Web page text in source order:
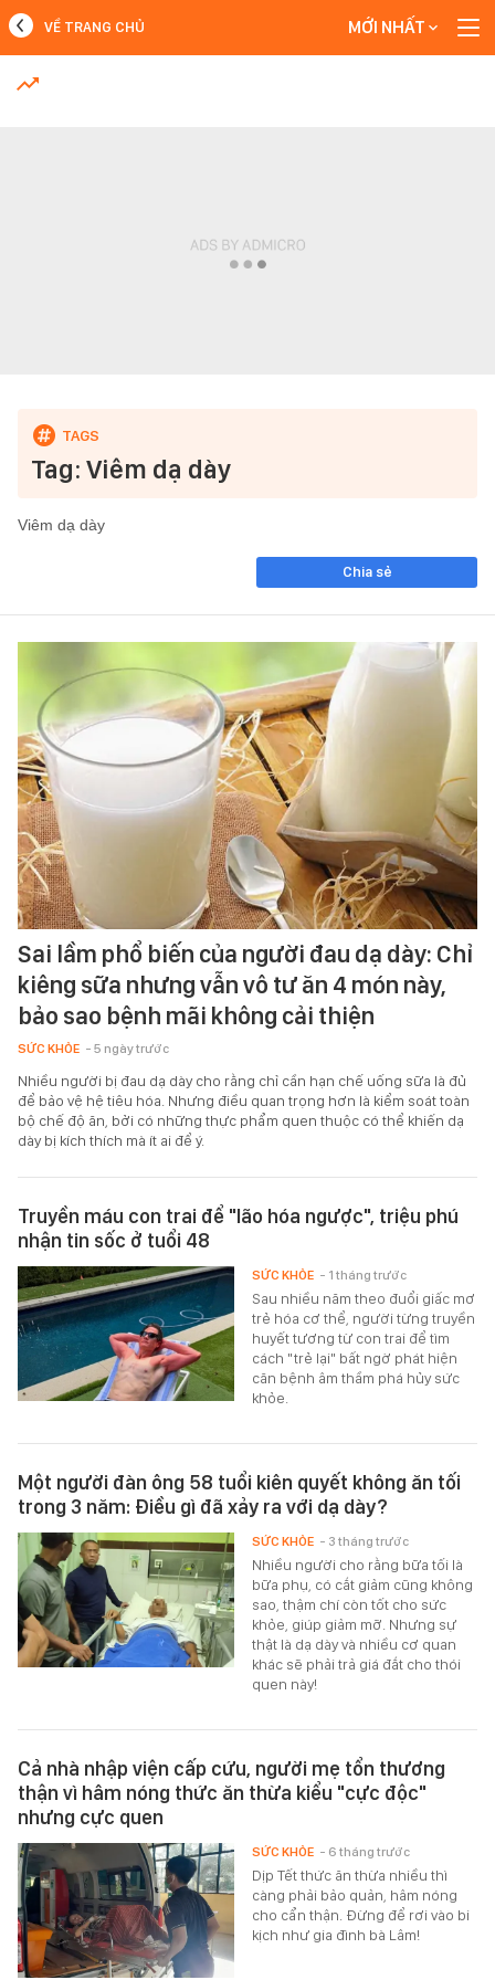
MỚI NHẤT
VỀ TRANG CHỦ MỚI NHẤT
Tag: Viêm dạ dày
Viêm dạ dày
Chia sẻ
Sai lầm phổ biến của người đau dạ dày: Chỉ
kiêng sữa nhưng vẫn vô tư ăn 4 món này,
bảo sao bệnh mãi không cải thiện
SỨC KHỎE - 5 ngày trước
Nhiều người bị đau dạ dày cho rằng chỉ cần hạn chế uống sữa là đủ
để bảo vệ hệ tiêu hóa. Nhưng điều quan trọng hơn là kiểm soát toàn
bộ chế độ ăn, bởi có những thực phẩm quen thuộc có thể khiến dạ
dày bị kích thích mà ít ai để ý.
Truyền máu con trai để "lão hóa ngược", triệu phú
nhận tin sốc ở tuổi 48
Sau nhiều năm theo đuổi giấc mơ
trẻ hóa cơ thể, người từng truyền
huyết tương từ con trai để tìm
cách "trẻ lại" bất ngờ phát hiện
căn bệnh âm thầm phá hủy sức
khỏe.
SỨC KHỎE - 1 tháng trước
Một người đàn ông 58 tuổi kiên quyết không ăn tối
trong 3 năm: Điều gì đã xảy ra với dạ dày?
Nhiều người cho rằng bữa tối là
bữa phụ, có cắt giảm cũng không
sao, thậm chí còn tốt cho sức
khỏe, giúp giảm mỡ. Nhưng sự
thật là dạ dày và nhiều cơ quan
khác sẽ phải trả giá đắt cho thói
quen này!
SỨC KHỎE - 3 tháng trước
Cả nhà nhập viện cấp cứu, người mẹ tổn thương
thận vì hâm nóng thức ăn thừa kiểu "cực độc"
nhưng cực quen
Dịp Tết thức ăn thừa nhiều thì
càng phải bảo quản, hâm nóng
cho cẩn thận. Đừng để rơi vào bi
kịch như gia đình bà Lâm!
SỨC KHỎE - 6 tháng trước